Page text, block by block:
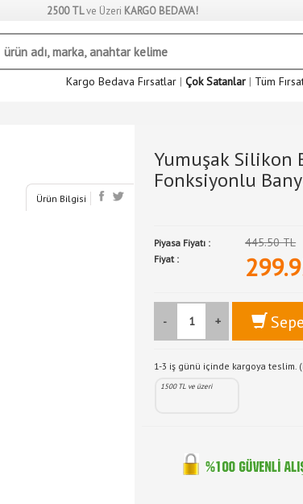
2500 TLve Üzeri KARGO BEDAVA!
Kargo Bedava Fırsatlar | Çok Satanlar | Tüm
Ürün Bilgisi
Yumuşak Silikon
Fonksiyonlu
Piyasa Fiyatı : 445.50 TL
Fiyat :
- +
1-3 iş günü içinde kargoya teslim.
1500 TL ve üzeri